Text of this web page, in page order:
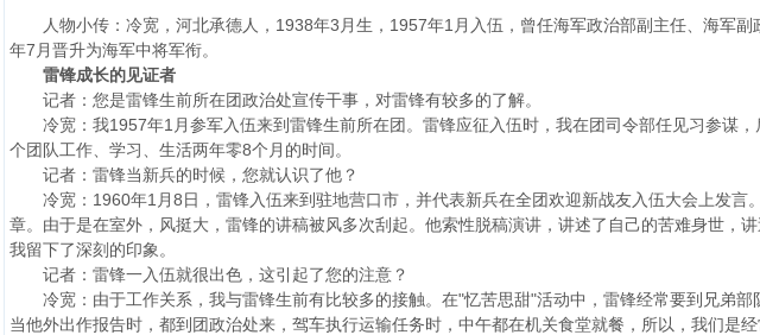
人物小传：冷宽，河北承德人，1938年3月生，1957年1月入伍，曾任海军政治部副主任、海军副
年7月晋升为海军中将军衔。
雷锋成长的见证者
记者：您是雷锋生前所在团政治处宣传干事，对雷锋有较多的了解。
冷宽：我1957年1月参军入伍来到雷锋生前所在团。雷锋应征入伍时，我在团司令部任见习参谋，
个团队工作、学习、生活两年零8个月的时间。
记者：雷锋当新兵的时候，您就认识了他？
冷宽：1960年1月8日，雷锋入伍来到驻地营口市，并代表新兵在全团欢迎新战友入伍大会上发言
章。由于是在室外，风挺大，雷锋的讲稿被风多次刮起。他索性脱稿演讲，讲述了自己的苦难身世，
我留下了深刻的印象。
记者：雷锋一入伍就很出色，这引起了您的注意？
冷宽：由于工作关系，我与雷锋生前有比较多的接触。在"忆苦思甜"活动中，雷锋经常要到兄弟部
当他外出作报告时，都到团政治处来，驾车执行运输任务时，中午都在机关食堂就餐，所以，我们是经